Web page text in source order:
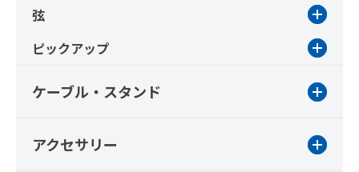
弦
ピックアップ
ケーブル・スタンド
アクセサリー